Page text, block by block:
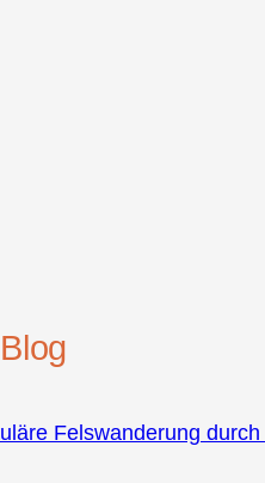
Felswanderung